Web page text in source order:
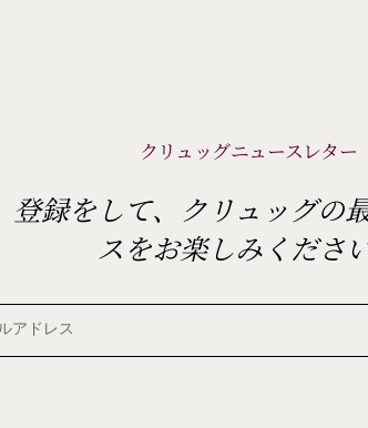
クリュッグニュースレター
登録をして、クリュッグの
スをお楽しみくださ